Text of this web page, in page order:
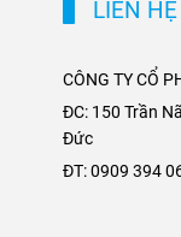
LIÊN HỆ
CÔNG TY CỔ
ĐC: 150 Trần
Đức
ĐT: 0909 394